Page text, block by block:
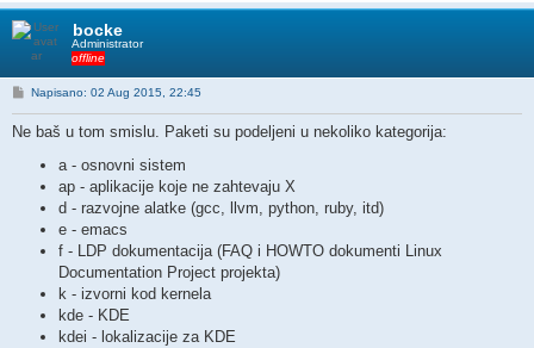
bocke
Administrator
offline
P
t
Napisano: 02 Aug 2015, 22:45
Ne baš u tom smislu. Paketi su podeljeni u nekoliko kategorija:
a - osnovni sistem
ap - aplikacije koje ne zahtevaju X
d - razvojne alatke (gcc, llvm, python, ruby, itd)
e - emacs
f - LDP dokumentacija (FAQ i HOWTO dokumenti Linux
Documentation Project projekta)
k - izvorni kod kernela
kde - KDE
kdei - lokalizacije za KDE